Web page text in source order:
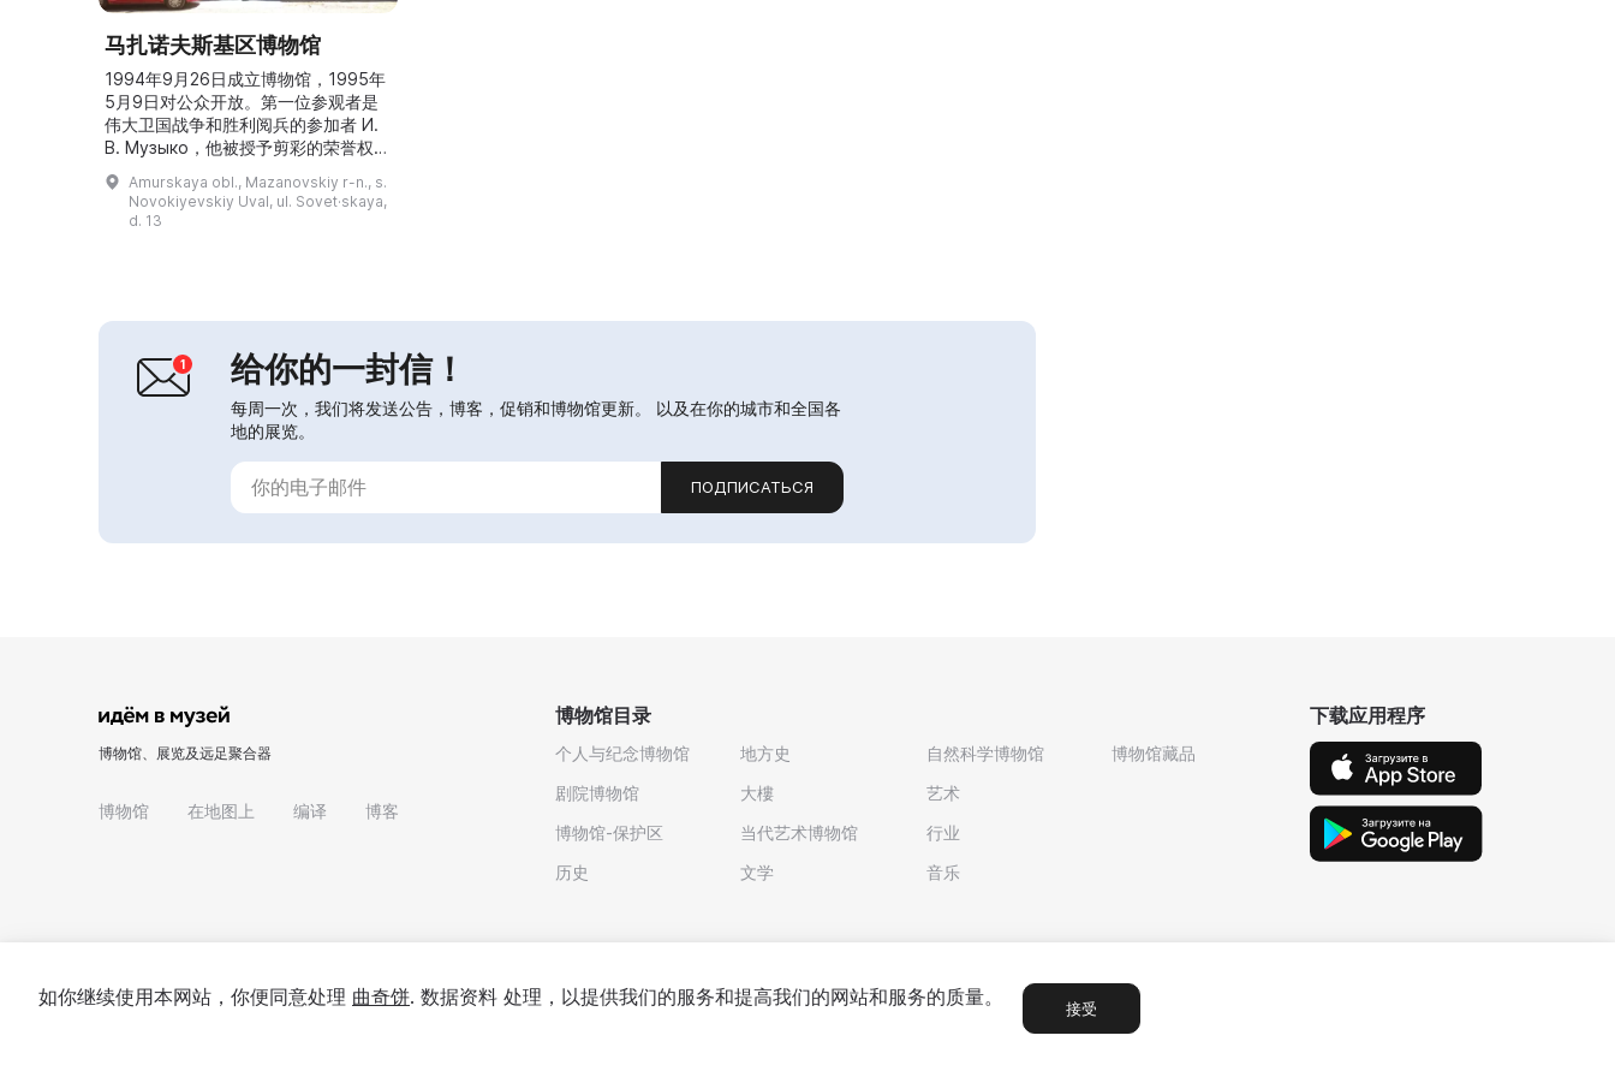
马扎诺夫斯基区博物馆
1994年9月26日成立博物馆，1995年
5月9日对公众开放。第一位参观者是
伟大卫国战争和胜利阅兵的参加者 И.
В. Музыко，他被授予剪彩的荣誉权。
博物馆面积为374平方米，在“定居者
生活”“自然”、两间“荣耀”展厅、展览
厅和走廊中共设有17个常设陈列。馆
Amurskaya obl., Mazanovskiy r-n., s.
Novokiyevskiy Uval, ul. Sovet·skaya,
d. 13
给你的一封信！
每周一次，我们将发送公告，博客，促销和博物馆更新。 以及在你的城市和全国各
地的展览。
ПОДПИСАТЬСЯ
博物馆、展览及远足聚合器
博物馆 在地图上 编译 博客
博物馆目录
个人与纪念博物馆
剧院博物馆
博物馆-保护区
历史
地方史
大樓
当代艺术博物馆
文学
自然科学博物馆
艺术
行业
音乐
博物馆藏品
下载应用程序
如你继续使用本网站，你便同意处理 曲奇饼. 数据资料 处理，以提供我们的服务和提高我们的网站和服务的质量。 接受